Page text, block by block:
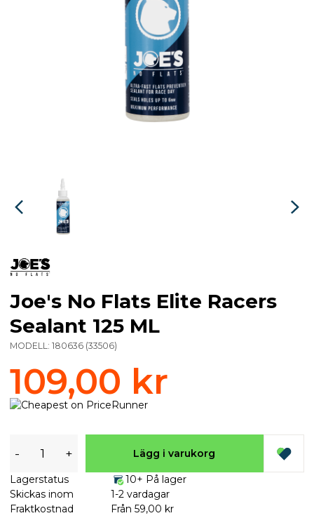
Joe's No Flats Elite Racers
Sealant 125 ML
MODELL: 180636 (33506)
109,00 kr
- + Lägg i varukorg
Lagerstatus
10+ På lager
Skickas inom
1-2 vardagar
Fraktkostnad
Från 59,00 kr